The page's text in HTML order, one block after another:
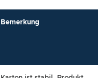
Bemerkung